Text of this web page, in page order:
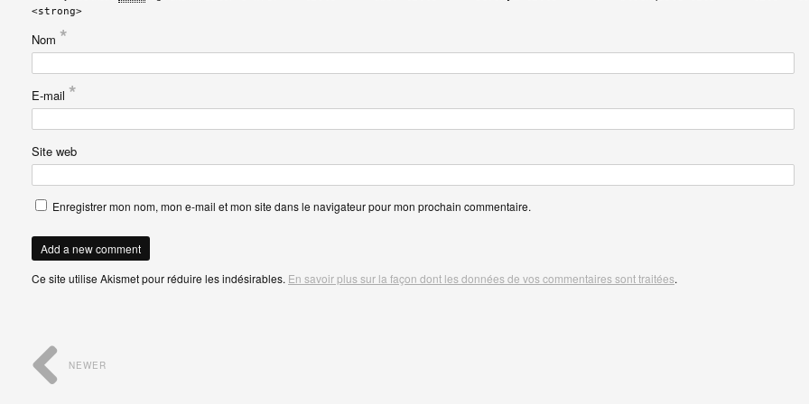
<strong>
Nom *
E-mail *
Site web
Enregistrer mon nom, mon e-mail et mon site dans le navigateur pour mon prochain commentaire.
Ce site utilise Akismet pour réduire les indésirables. En savoir plus sur la façon dont les données de vos commentaires sont traitées.
NEWER